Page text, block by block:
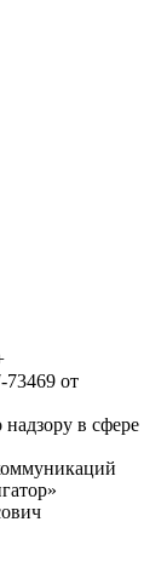
от
в сфере